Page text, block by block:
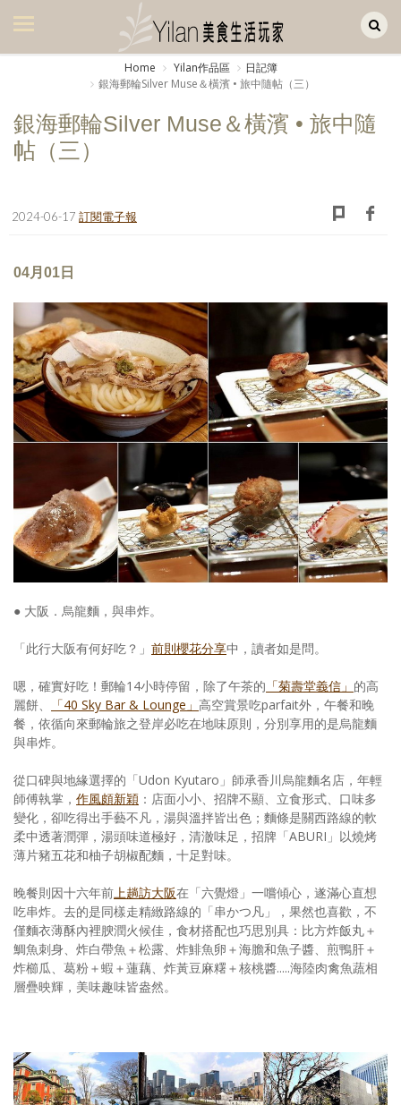
美食集
廚房集
旅遊集
書房集
日記簿
餐桌週記
享樂隨手拍
照相簿
創意出版服務
歷史區
關於Yilan
個人著作
活動實況記錄
媒體報導一覽
合作與代言
訂閱電子報
Home Yilan作品區
日記簿
銀海郵輪Silver Muse＆橫濱 • 旅中隨帖（三）
銀海郵輪Silver Muse＆橫濱 • 旅中隨
帖（三）
2024-06-17 訂閱電子報
04月01日
● 大阪．烏龍麵，與串炸。
「此行大阪有何好吃？」 前則櫻花分享中，讀者如是問。
嗯，確實好吃！郵輪14小時停留，除了午茶的 「菊壽堂義信」 的高
麗餅、
「40 Sky Bar & Lounge」 高空賞景吃parfait外，午餐和晚
餐，依循向來郵輪旅之登岸必吃在地味原則，分別享用的是烏龍麵
與串炸。
從口碑與地緣選擇的「Udon Kyutaro」師承香川烏龍麵名店，年輕
師傅執掌， 作風頗新穎 ：店面小小、招牌不顯、立食形式、口味多
變化，卻吃得出手藝不凡，湯與溫拌皆出色；麵條是關西路線的軟
柔中透著潤彈，湯頭味道極好，清澈味足，招牌「ABURI」以燒烤
薄片豬五花和柚子胡椒配麵，十足對味。
晚餐則因十六年前上趟訪大阪在「六覺燈」一嚐傾心，遂滿心直想
吃串炸。去的是同樣走精緻路線的「串かつ凡」，果然也喜歡，不
僅麵衣薄酥內裡腴潤火候佳，食材搭配也巧思別具：比方炸飯丸＋
鯛魚刺身、炸白帶魚＋松露、炸鯡魚卵＋海膽和魚子醬、煎鴨肝＋
炸櫛瓜、葛粉＋蝦＋蓮藕、炸黃豆麻糬＋核桃醬.....海陸肉禽魚蔬相
層疊映輝，美味趣味皆盎然。